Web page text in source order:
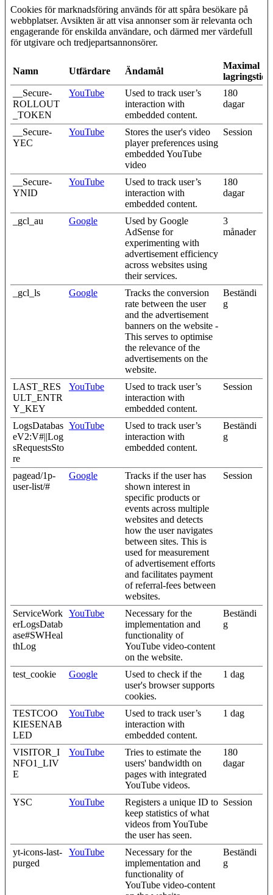
Cookies för marknadsföring används för att spåra besökare på
webbplatser. Avsikten är att visa annonser som är relevanta och
engagerande för enskilda användare, och därmed mer värdefull
för utgivare och tredjepartsannonsörer.
Namn Utfärdare Ändamål
Maximal
lagringstid
__Secure-
ROLLOUT
_TOKEN
YouTube
Used to track user’s
interaction with
embedded content.
180
dagar
__Secure-
YEC
YouTube
Stores the user's video
player preferences using
embedded YouTube
video
Session
__Secure-
YNID
YouTube
Used to track user’s
interaction with
embedded content.
180
dagar
_gcl_au Google
Used by Google
AdSense for
experimenting with
advertisement efficiency
across websites using
their services.
3
månader
_gcl_ls Google
Tracks the conversion
rate between the user
and the advertisement
banners on the website -
This serves to optimise
the relevance of the
advertisements on the
website.
Beständi
g
LAST_RES
ULT_ENTR
Y_KEY
YouTube
Used to track user’s
interaction with
embedded content.
Session
LogsDatabas
eV2:V#||Log
sRequestsSto
re
YouTube
Used to track user’s
interaction with
embedded content.
Beständi
g
pagead/1p-
user-list/#
Google
Tracks if the user has
shown interest in
specific products or
events across multiple
websites and detects
how the user navigates
between sites. This is
used for measurement
of advertisement efforts
and facilitates payment
of referral-fees between
websites.
Session
ServiceWork
erLogsDatab
ase#SWHeal
thLog
YouTube
Necessary for the
implementation and
functionality of
YouTube video-content
on the website.
Beständi
g
test_cookie Google
Used to check if the
user's browser supports
cookies.
1 dag
TESTCOO
KIESENAB
LED
YouTube
Used to track user’s
interaction with
embedded content.
1 dag
VISITOR_I
NFO1_LIV
E
YouTube
Tries to estimate the
users' bandwidth on
pages with integrated
YouTube videos.
180
dagar
YSC YouTube
Registers a unique ID to
keep statistics of what
videos from YouTube
the user has seen.
Session
yt-icons-last-
purged
YouTube
Necessary for the
implementation and
functionality of
YouTube video-content
Beständi
g